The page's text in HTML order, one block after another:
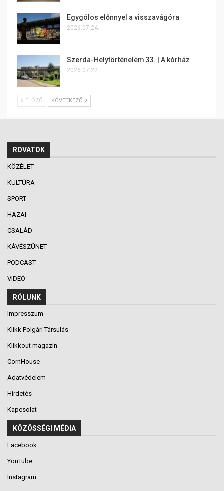
Egygólos előnnyel a visszavágóra
2026.07.24.
Szerda-Helytörténelem 33. | A kórház
2026.07.22.
ELŐZŐ KÖVETKEZŐ
ROVATOK
KÖZÉLET
KULTÚRA
SPORT
HAZAI
CSALÁD
KÁVÉSZÜNET
PODCAST
VIDEÓ
RÓLUNK
Impresszum
Klikk Polgári Társulás
Klikkout magazin
CornHouse
Adatvédelem
Hirdetés
Kapcsolat
KÖZÖSSÉGI MÉDIA
Facebook
YouTube
Instagram